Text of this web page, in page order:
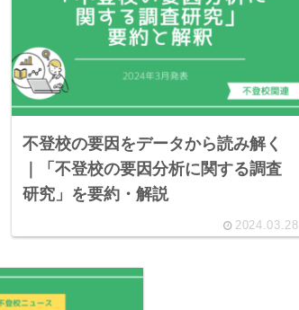
不登校の要因をデータから読み解く
｜「不登校の要因分析に関する調査
研究」を要約・解説
2024.03.28